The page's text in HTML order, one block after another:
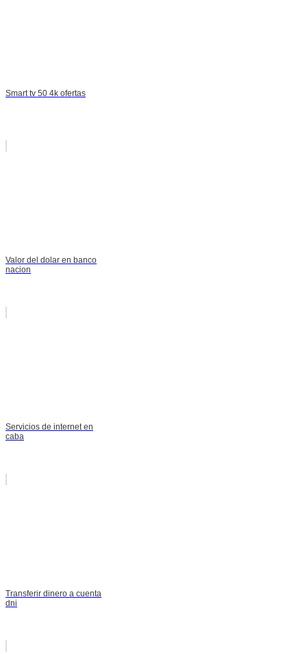
Smart tv 50 4k ofertas
Valor del dolar en banco
nacion
Servicios de internet en
caba
Transferir dinero a cuenta
dni